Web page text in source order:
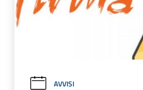
AVVISI